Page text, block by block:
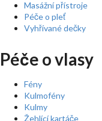
Masážní přístroje
Péče o pleť
Vyhřívané dečky
Péče o vlasy
Fény
Kulmofény
Kulmy
Žehlící kartáče